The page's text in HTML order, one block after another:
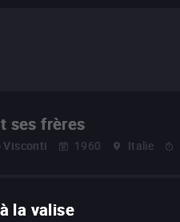
ses frères
Visconti 1960 Italie
la valise